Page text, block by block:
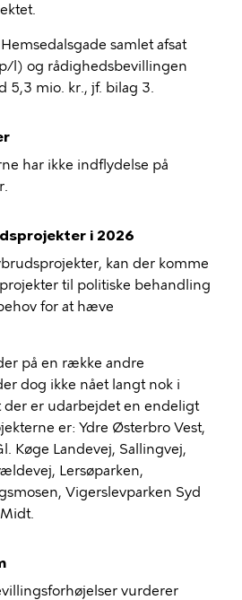
Hemsedalsgade samlet afsat
l) og rådighedsbevillingen
5,3 mio. kr., jf. bilag 3.
har ikke indflydelse på
i 2026
kan der komme
til politiske behandling
for at hæve
på en række andre
dog ikke nået langt nok i
der er udarbejdet en endeligt
er: Ydre Østerbro Vest,
Køge Landevej, Sallingvej,
Lersøparken,
Vigerslevparken Syd
vurderer